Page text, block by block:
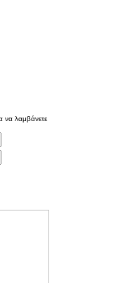
να λαμβάνετε